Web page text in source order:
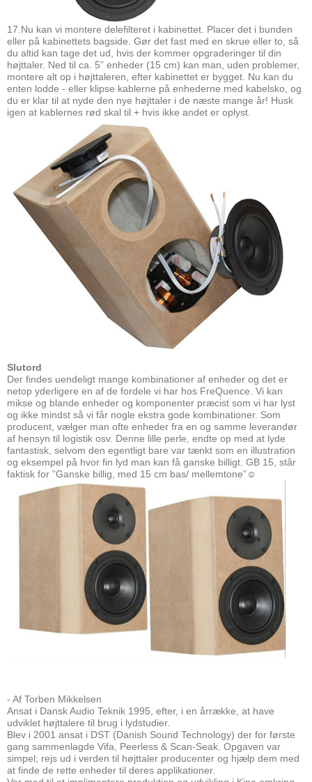
17.Nu kan vi montere delefilteret i kabinettet. Placer det i bunden
eller på kabinettets bagside. Gør det fast med en skrue eller to, så
du altid kan tage det ud, hvis der kommer opgraderinger til din
højttaler. Ned til ca. 5” enheder (15 cm) kan man, uden problemer,
montere alt op i højttaleren, efter kabinettet er bygget. Nu kan du
enten lodde - eller klipse kablerne på enhederne med kabelsko, og
du er klar til at nyde den nye højttaler i de næste mange år! Husk
igen at kablernes rød skal til + hvis ikke andet er oplyst.
Slutord
Der findes uendeligt mange kombinationer af enheder og det er
netop yderligere en af de fordele vi har hos FreQuence. Vi kan
mikse og blande enheder og komponenter præcist som vi har lyst
og ikke mindst så vi får nogle ekstra gode kombinationer. Som
producent, vælger man ofte enheder fra en og samme leverandør
af hensyn til logistik osv. Denne lille perle, endte op med at lyde
fantastisk, selvom den egentligt bare var tænkt som en illustration
og eksempel på hvor fin lyd man kan få ganske billigt. GB 15, står
faktisk for ”Ganske billig, med 15 cm bas/ mellemtone”☺
- Af Torben Mikkelsen
Ansat i Dansk Audio Teknik 1995, efter, i en årrække, at have
udviklet højttalere til brug i lydstudier.
Blev i 2001 ansat i DST (Danish Sound Technology) der for første
gang sammenlagde Vifa, Peerless & Scan-Seak. Opgaven var
simpel; rejs ud i verden til højttaler producenter og hjælp dem med
at finde de rette enheder til deres applikationer.